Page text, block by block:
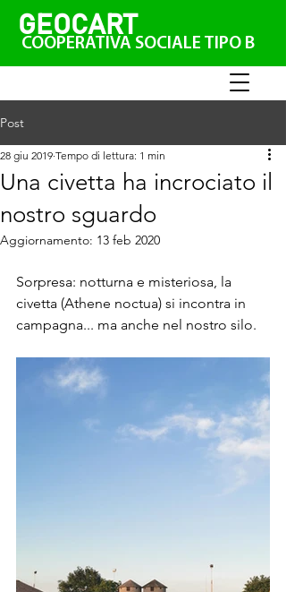
GEOCART
COOPERATIVA SOCIALE TIPO B
Post
Una civetta ha incrociato il
nostro sguardo
28 giu 2019 Tempo di lettura: 1 min
Aggiornamento: 13 feb 2020
Sorpresa: notturna e misteriosa, la
civetta (Athene noctua) si incontra in
campagna... ma anche nel nostro silo.